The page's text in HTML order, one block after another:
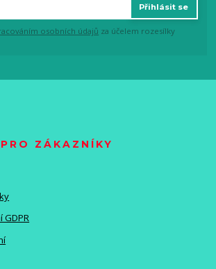
Přihlásit se
osobních údajů za účelem rozesílky
ZÁKAZNÍKY